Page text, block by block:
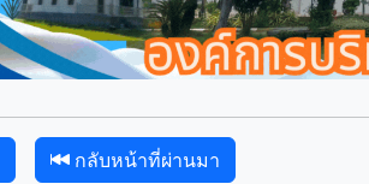
กลับหน้าที่ผ่านมา